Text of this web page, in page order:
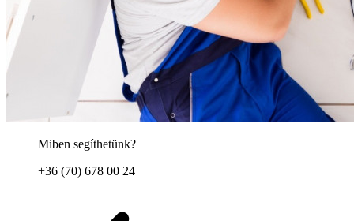
Miben segíthetünk?
+36 (70) 678 00 24